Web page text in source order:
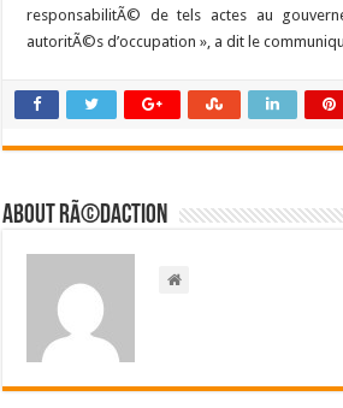
responsabilitÃ© de tels actes au
autoritÃ©s d’occupation », a dit le
About RÃ©daction